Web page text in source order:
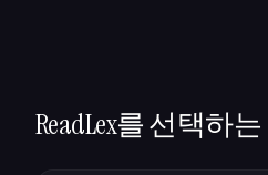
ReadLex를 선택하